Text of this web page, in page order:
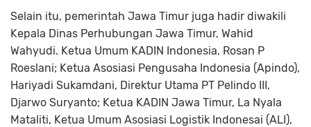
Selain itu, pemerintah Jawa Timur juga hadir diwakili
Kepala Dinas Perhubungan Jawa Timur, Wahid
Wahyudi. Ketua Umum KADIN Indonesia, Rosan P
Roeslani; Ketua Asosiasi Pengusaha Indonesia (Apindo),
Hariyadi Sukamdani, Direktur Utama PT Pelindo III,
Djarwo Suryanto; Ketua KADIN Jawa Timur, La Nyala
Mataliti, Ketua Umum Asosiasi Logistik Indonesai (ALI),